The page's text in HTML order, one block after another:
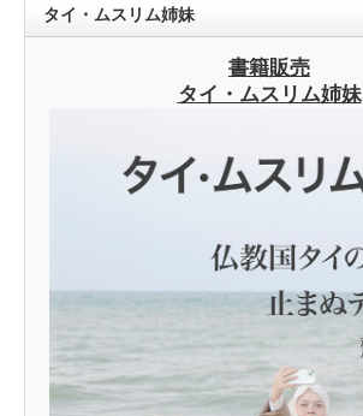
タイ・ムスリム姉妹
書籍販売
タイ・ムスリム姉妹